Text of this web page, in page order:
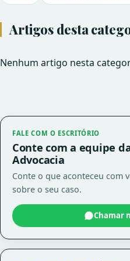
Artigos desta
Nenhum artigo nesta
FALE COM O ESCRITÓRIO
Conte com a equipe
Advocacia
Conte o que aconteceu com
sobre o seu caso.
Chamar